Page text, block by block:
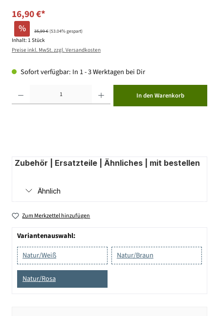
16,90 €*
% 35,99 €(53.04% gespart)
Inhalt: 1 Stück
Preise inkl. MwSt. zzgl. Versandkosten
Sofort verfügbar: In 1 - 3 Werktagen bei Dir
In den Warenkorb
Zubehör | Ersatzteile | Ähnliches | mit bestellen
Ähnlich
Zum Merkzettel hinzufügen
Variantenauswahl:
Natur/Weiß
Natur/Braun
Natur/Rosa